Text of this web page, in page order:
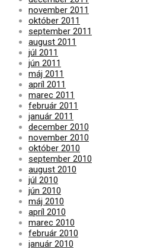
november 2011
október 2011
september 2011
august 2011
júl 2011
jún 2011
máj 2011
apríl 2011
marec 2011
február 2011
január 2011
december 2010
november 2010
október 2010
september 2010
august 2010
júl 2010
jún 2010
máj 2010
apríl 2010
marec 2010
február 2010
január 2010